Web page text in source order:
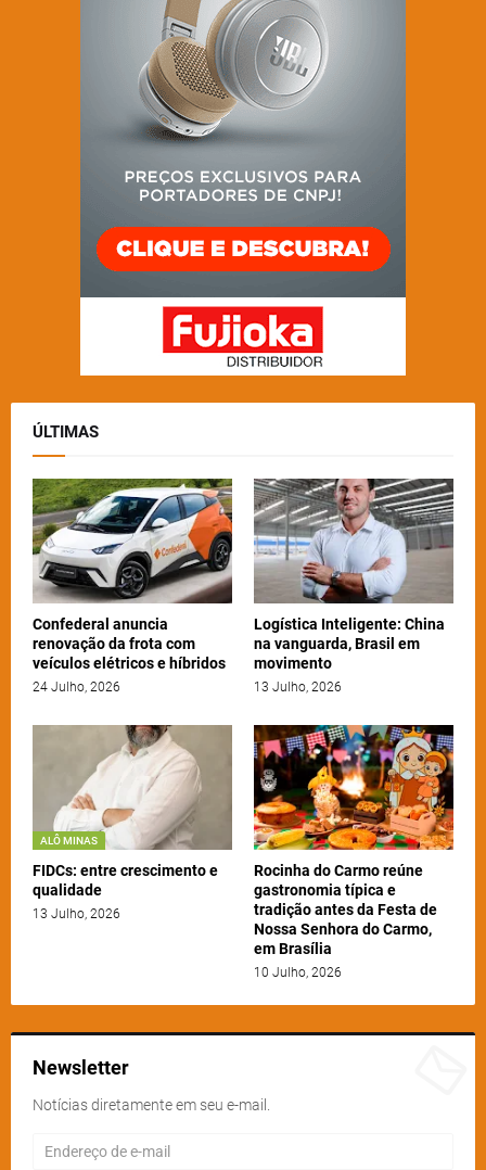
ÚLTIMAS
Confederal anuncia
renovação da frota com
veículos elétricos e híbridos
24 Julho, 2026
Logística Inteligente: China
na vanguarda, Brasil em
movimento
13 Julho, 2026
ALÔ MINAS
FIDCs: entre crescimento e
qualidade
13 Julho, 2026
Rocinha do Carmo reúne
gastronomia típica e
tradição antes da Festa de
Nossa Senhora do Carmo,
em Brasília
10 Julho, 2026
Newsletter
Notícias diretamente em seu e-mail.